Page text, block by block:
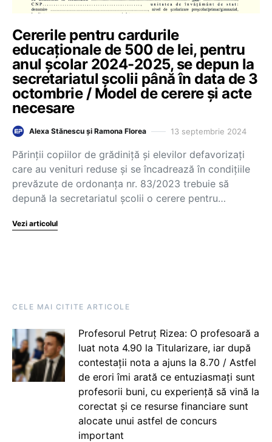
Cererile pentru cardurile
educaționale de 500 de lei, pentru
anul școlar 2024-2025, se depun la
secretariatul școlii până în data de 3
octombrie / Model de cerere și acte
necesare
Alexa Stănescu și Ramona Florea 13 septembrie 2024
Părinții copiilor de grădiniță și elevilor defavorizați
care au venituri reduse și se încadrează în condițiile
prevăzute de ordonanța nr. 83/2023 trebuie să
depună la secretariatul școlii o cerere pentru…
Vezi articolul
CELE MAI CITITE ARTICOLE
Profesorul Petruț Rizea: O profesoară a
luat nota 4.90 la Titularizare, iar după
contestații nota a ajuns la 8.70 / Astfel
de erori îmi arată ce entuziasmați sunt
profesorii buni, cu experiență să vină la
corectat și ce resurse financiare sunt
alocate unui astfel de concurs
important